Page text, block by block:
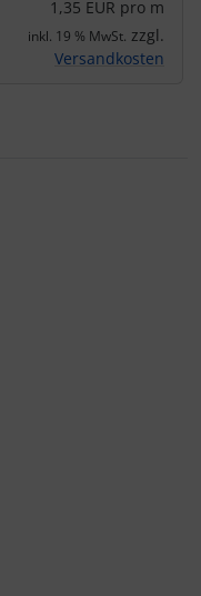
1,35 EUR pro m
inkl. 19 % MwSt. zzgl.
Versandkosten